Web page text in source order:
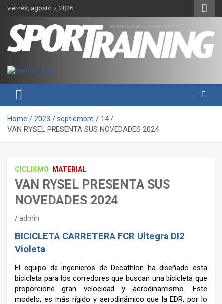
Skip
content
viernes, agosto 7, 2026
Revista técnica del deporte
Sport Training
rendimiento, nutrición y entrenamiento.
Home 2023 septiembre
14
VAN RYSEL PRESENTA SUS NOVEDADES 2024
CICLISMO MATERIAL
VAN RYSEL PRESENTA SUS
NOVEDADES 2024
admin
BICICLETA CARRETERA FCR Ultegra DI2
Violeta
El equipo de ingenieros de Decathlon ha diseñado esta
bicicleta para los corredores que buscan una bicicleta que
proporcione gran velocidad y aerodinamismo. Este
modelo, es más rígido y aerodinámico que la EDR, por lo